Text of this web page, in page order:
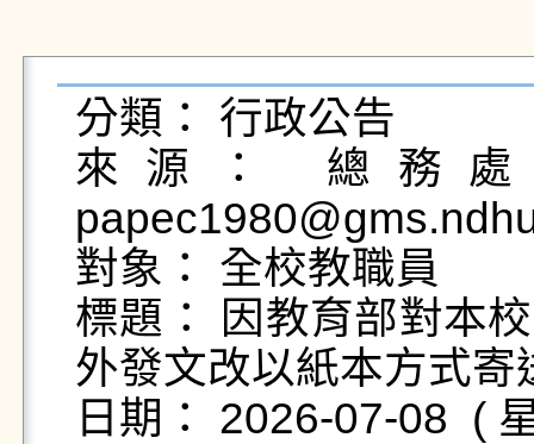
分類： 行政公告
來源： 總務
對象： 全校教職員
標題： 因教育部對本
外發文改以紙本方式寄